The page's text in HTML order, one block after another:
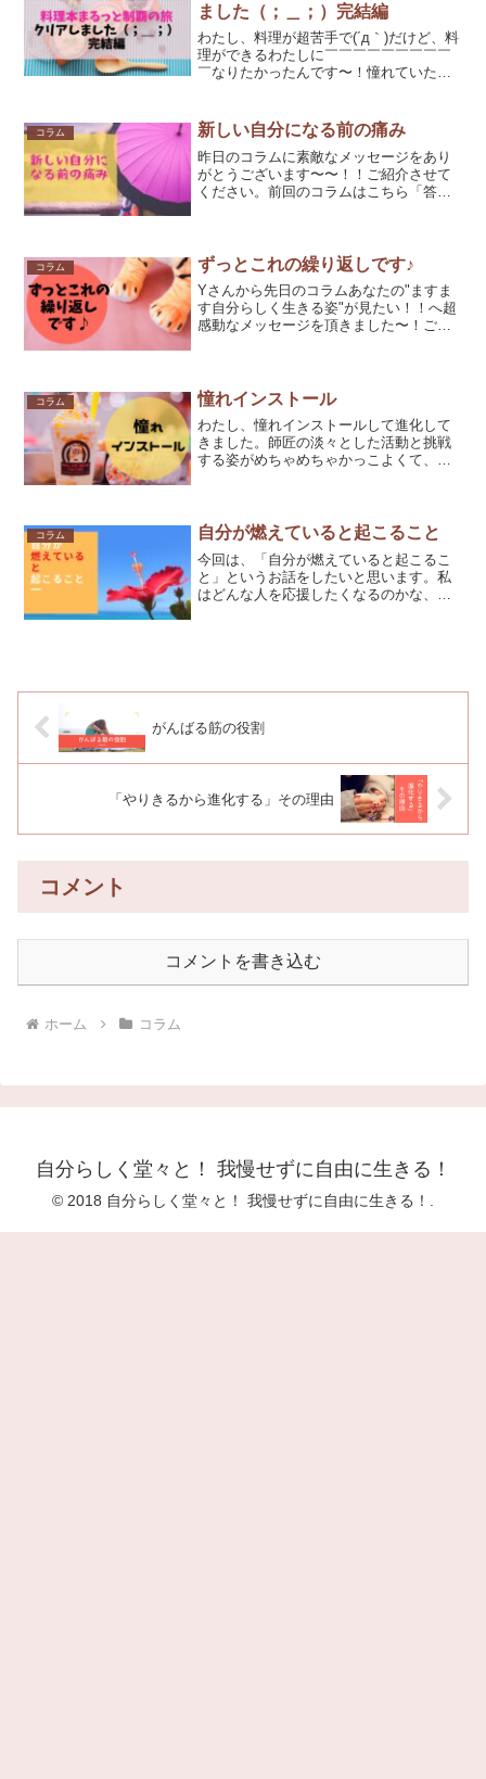
ました（；＿；）完結編
わたし、料理が超苦手で(´д｀)だけど、料
理ができるわたしに￣￣￣￣￣￣￣￣￣
￣なりたかったんです〜！憧れていたん
終えることができました〜！！！（なん
なのツイートに飛...
コラム 新しい自分になる前の痛み
昨日のコラムに素敵なメッセージをあり
がとうございます〜〜！！ご紹介させて
ください。前回のコラムはこちら「答え
ウトプットそしてそれをさ...
コラム ずっとこれの繰り返しです♪
Yさんから先日のコラムあなたの"ますま
す自分らしく生きる姿"が見たい！！へ超
感動なメッセージを頂きました〜！ご紹
まり皆さんの...
コラム 憧れインストール
わたし、憧れインストールして進化して
きました。師匠の淡々とした活動と挑戦
する姿がめちゃめちゃかっこよくて、わ
きた秘密の1つでもあるな...
コラム 自分が燃えていると起こること
今回は、「自分が燃えていると起こるこ
と」というお話をしたいと思います。私
はどんな人を応援したくなるのかな、不
がんばる筋の役割
「やりきるから進化する」その理由
コメント
コメントを書き込む
ホーム コラム
自分らしく堂々と！ 我慢せずに自由に生きる！
© 2018 自分らしく堂々と！ 我慢せずに自由に生きる！.